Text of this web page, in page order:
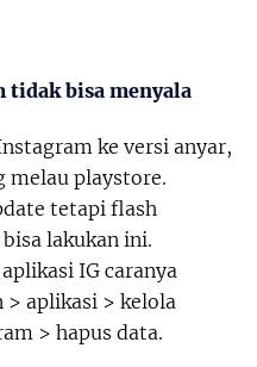
tidak bisa menyala
ke versi anyar,
melau playstore.
tetapi flash
lakukan ini.
IG caranya
> aplikasi > kelola
> hapus data.